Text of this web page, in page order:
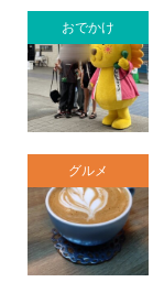
おでかけ
グルメ